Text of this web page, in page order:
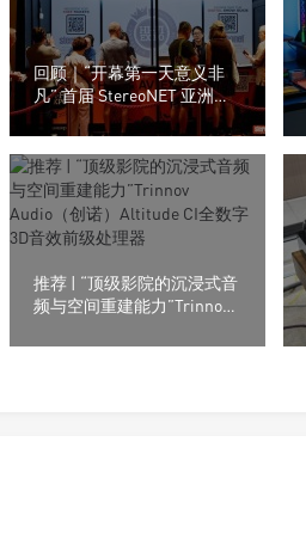
回顾｜“开幕第一天意义非
凡” 首届 StereoNET 亚洲高
级音响及视听展
推荐 | “顶级影院的沉浸式音
频与空间重建能力”Trinnov
数字3D音效前级处理器